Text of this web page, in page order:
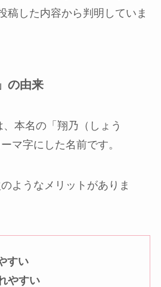
稿した内容から判明していま
の由来
本名の「翔乃（しょう
マ字にした名前です。
ようなメリットがありま
すい
やすい